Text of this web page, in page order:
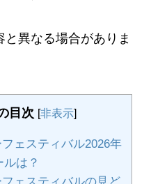
異なる場合がありま
目次 [非表示]
ェスティバル2026年
は？